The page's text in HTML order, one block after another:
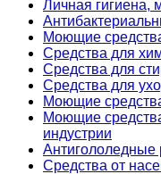
Личная гигиена,
Моющие
Средства для
Средства для
Средства для
Моющие
Моющие
индустрии
Антигололедные
Средства от